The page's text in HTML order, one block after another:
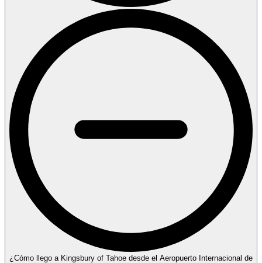
¿Cómo llego a Kingsbury of Tahoe desde el Aeropuerto Internacional de